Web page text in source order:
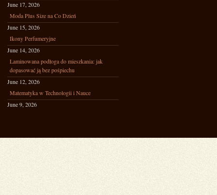
June 17, 2026
Moda Plus Size na Co Dzień
June 15, 2026
Ikony Perfumeryjne
June 14, 2026
Laminowana podłoga do mieszkania: jak
dopasować ją bez pośpiechu
June 12, 2026
Matematyka w Technologii i Nauce
June 9, 2026